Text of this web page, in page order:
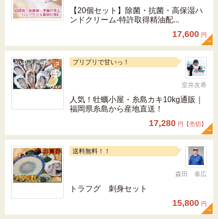
【20個セット】除菌・抗菌・高保湿ハ
ンドクリーム-特許取得精油配...
17,600 円
プリプリで甘いっ！
室井友希
人気！牡蠣小屋・糸島カキ10kg通販｜
福岡県糸島から産地直送！
17,280 円【売切】
送料無料！！
森田 泰広
トラフグ 刺身セット
15,800 円